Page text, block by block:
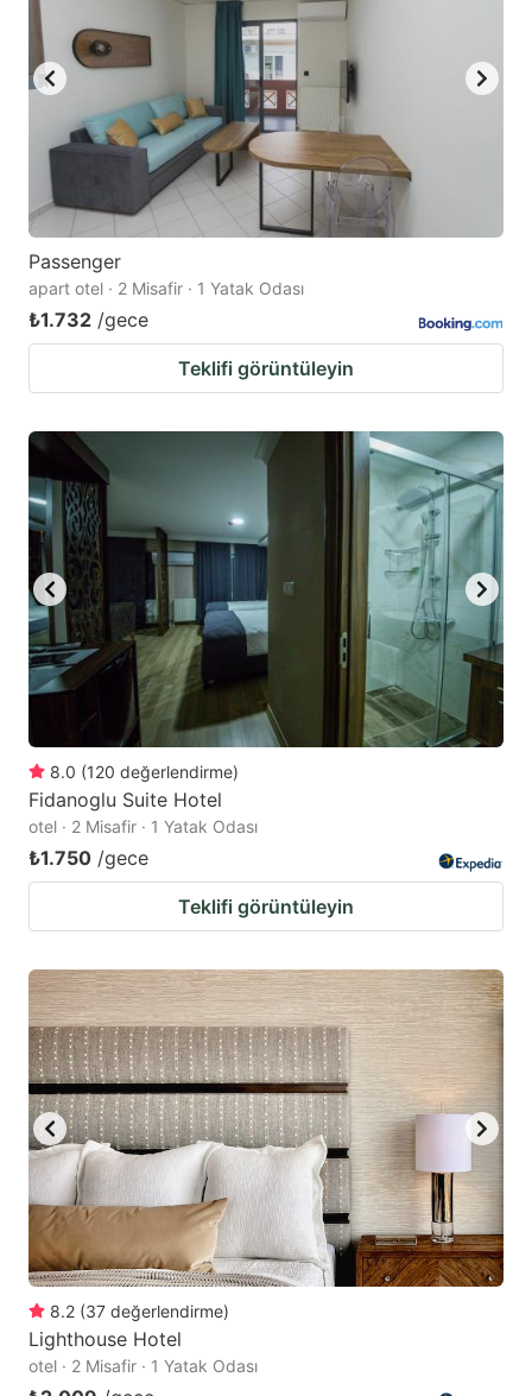
Passenger
apart otel · 2 Misafir · 1 Yatak Odası
₺1.732 /gece
Teklifi görüntüleyin
8.0 (120 değerlendirme)
Fidanoglu Suite Hotel
otel · 2 Misafir · 1 Yatak Odası
₺1.750 /gece
Teklifi görüntüleyin
8.2 (37 değerlendirme)
Lighthouse Hotel
otel · 2 Misafir · 1 Yatak Odası